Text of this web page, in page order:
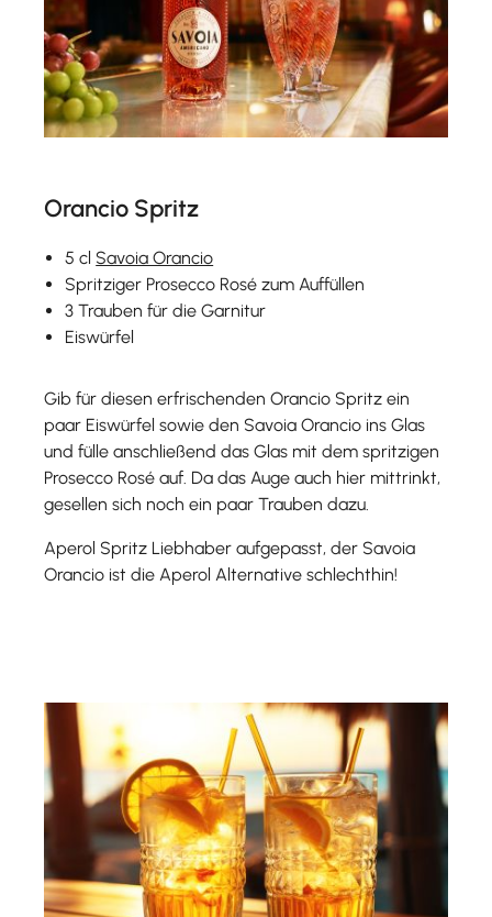
Orancio Spritz
5 cl Savoia Orancio
Spritziger Prosecco Rosé zum Auffüllen
3 Trauben für die Garnitur
Eiswürfel
Gib für diesen erfrischenden Orancio Spritz ein
paar Eiswürfel sowie den Savoia Orancio ins Glas
und fülle anschließend das Glas mit dem spritzigen
Prosecco Rosé auf. Da das Auge auch hier mittrinkt,
gesellen sich noch ein paar Trauben dazu.
Aperol Spritz Liebhaber aufgepasst, der Savoia
Orancio ist die Aperol Alternative schlechthin!